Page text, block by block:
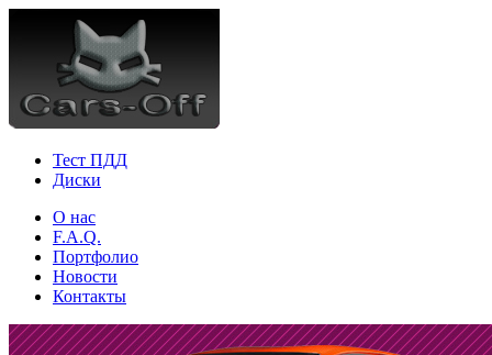
Тест ПДД
Диски
О нас
F.A.Q.
Портфолио
Новости
Контакты